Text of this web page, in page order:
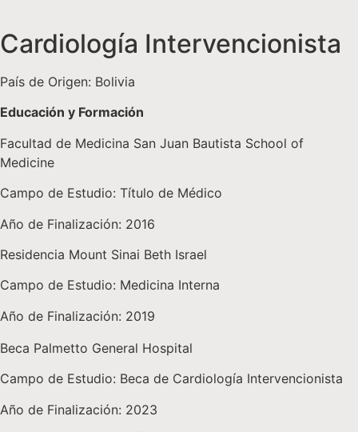
Cardiología Intervencionista
País de Origen: Bolivia
Educación y Formación
Facultad de Medicina San Juan Bautista School of
Medicine
Campo de Estudio: Título de Médico
Año de Finalización: 2016
Residencia Mount Sinai Beth Israel
Campo de Estudio: Medicina Interna
Año de Finalización: 2019
Beca Palmetto General Hospital
Campo de Estudio: Beca de Cardiología Intervencionista
Año de Finalización: 2023